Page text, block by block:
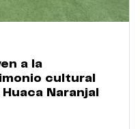
a la
cultural
Naranjal